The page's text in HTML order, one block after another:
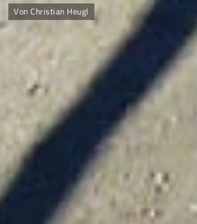
Von Christian Heugl